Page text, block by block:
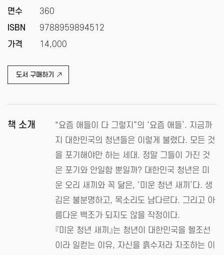
면수
ISBN
가격
360
9788959894512
14,000
도서 구매하기
책 소개
"요즘 애들이 다 그렇지“의 ‘요즘 애들’. 지금까
지 대한민국의 청년들은 이렇게 불렸다. 모든 것
을 포기해야만 하는 세대. 정말 그들이 가진 것
은 포기와 안일함 뿐일까? 대한민국 청년은 미
운 오리 새끼와 꼭 닮은, ‘미운 청년 새끼’다. 생
김은 불분명하고, 목소리도 남다르다. 그리고 아
름다운 백조가 되지도 않을 작정이다.
『미운 청년 새끼』는 청년이 대한민국을 헬조선
이라 일컫는 이유, 자신을 흙수저라 자조하는 이